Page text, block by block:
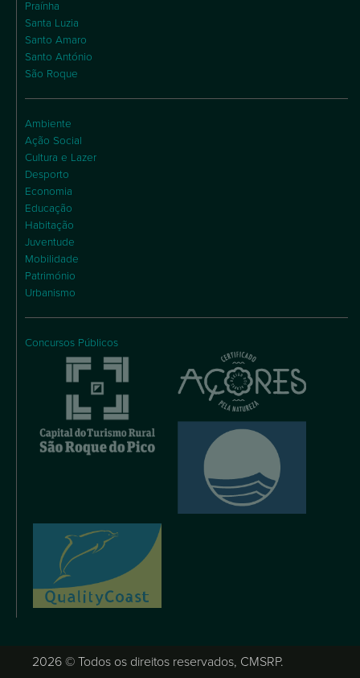
Praínha
Santa Luzia
Santo Amaro
Santo António
São Roque
Ambiente
Ação Social
Cultura e Lazer
Desporto
Economia
Educação
Habitação
Juventude
Mobilidade
Património
Urbanismo
Concursos Públicos
2026 © Todos os direitos reservados, CMSRP.